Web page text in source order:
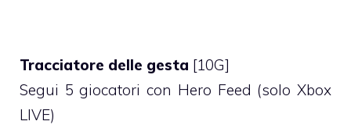
Tracciatore delle gesta [10G]
Segui 5 giocatori con Hero Feed (solo Xbox
LIVE)